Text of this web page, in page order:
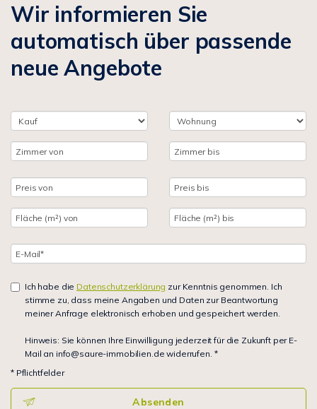
Wir informieren Sie
automatisch über passende
neue Angebote
Ich habe die Datenschutzerklärung zur Kenntnis genommen. Ich
stimme zu, dass meine Angaben und Daten zur Beantwortung
meiner Anfrage elektronisch erhoben und gespeichert werden.
Hinweis: Sie können Ihre Einwilligung jederzeit für die Zukunft per E-
Mail an info@saure-immobilien.de widerrufen. *
* Pflichtfelder
Absenden